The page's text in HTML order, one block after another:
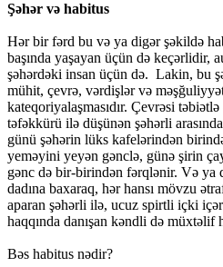
Şəhər və habitus
Hər bir fərd bu və ya digər şəkildə
başında yaşayan üçün də keçərlidir,
şəhərdəki insan üçün də. Lakin, bu
mühit, çevrə, vərdişlər və
kateqoriyalaşmasıdır. Çevrəsi
təfəkkürü ilə düşünən şəhərli
günü şəhərin lüks kafelərindən
yeməyini yeyən gənclə, günə şirin
gənc də bir-birindən fərqlənir. Və ya
dadına baxaraq, hər hansı mövzu
aparan şəhərli ilə, ucuz spirtli içki
haqqında danışan kəndli də müxtəlif
Bəs habitus nədir?